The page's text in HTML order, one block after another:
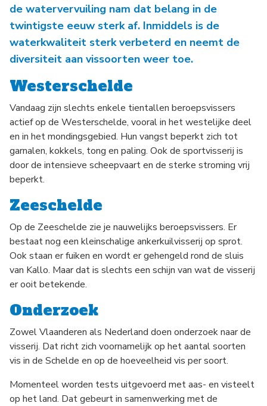
de watervervuiling nam dat belang in de
twintigste eeuw sterk af. Inmiddels is de
waterkwaliteit sterk verbeterd en neemt de
diversiteit aan vissoorten weer toe.
Westerschelde
Vandaag zijn slechts enkele tientallen beroepsvissers
actief op de Westerschelde, vooral in het westelijke deel
en in het mondingsgebied. Hun vangst beperkt zich tot
garnalen, kokkels, tong en paling. Ook de sportvisserij is
door de intensieve scheepvaart en de sterke stroming vrij
beperkt.
Zeeschelde
Op de Zeeschelde zie je nauwelijks beroepsvissers. Er
bestaat nog een kleinschalige ankerkuilvisserij op sprot.
Ook staan er fuiken en wordt er gehengeld rond de sluis
van Kallo. Maar dat is slechts een schijn van wat de visserij
er ooit betekende.
Onderzoek
Zowel Vlaanderen als Nederland doen onderzoek naar de
visserij. Dat richt zich voornamelijk op het aantal soorten
vis in de Schelde en op de hoeveelheid vis per soort.
Momenteel worden tests uitgevoerd met aas- en visteelt
op het land. Dat gebeurt in samenwerking met de